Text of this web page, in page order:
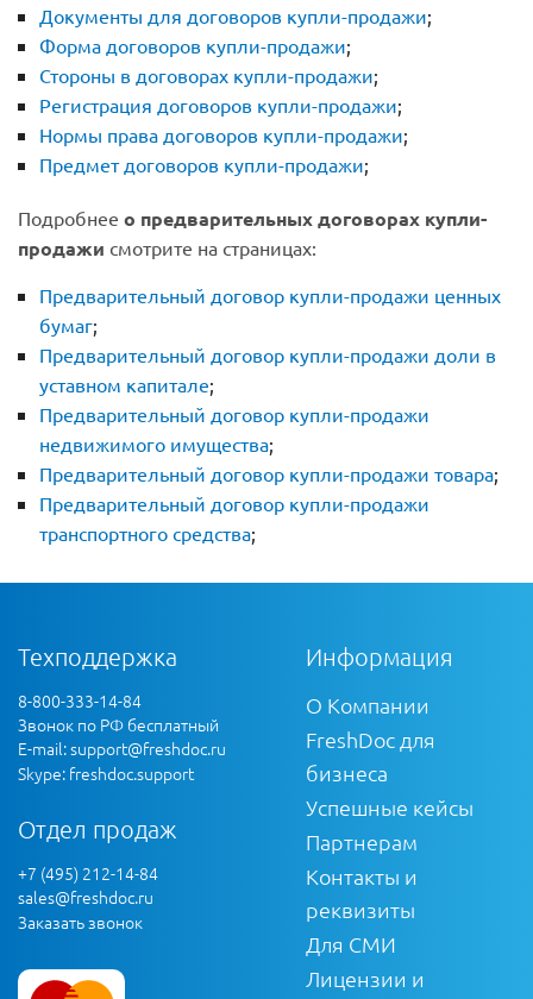
Документы для договоров купли-продажи;
Форма договоров купли-продажи;
Стороны в договорах купли-продажи;
Регистрация договоров купли-продажи;
Нормы права договоров купли-продажи;
Предмет договоров купли-продажи;
Подробнее о предварительных договорах купли-
продажи смотрите на страницах:
Предварительный договор купли-продажи ценных
бумаг;
Предварительный договор купли-продажи доли в
уставном капитале;
Предварительный договор купли-продажи
недвижимого имущества;
Предварительный договор купли-продажи товара;
Предварительный договор купли-продажи
транспортного средства;
Техподдержка
8-800-333-14-84
Звонок по РФ бесплатный
E-mail:support@freshdoc.ru
Skype: freshdoc.support
Отдел продаж
+7 (495) 212-14-84
sales@freshdoc.ru
Заказать звонок
Информация
О Компании
FreshDoc для
бизнеса
Успешные кейсы
Партнерам
Контакты и
реквизиты
Для СМИ
Лицензии и